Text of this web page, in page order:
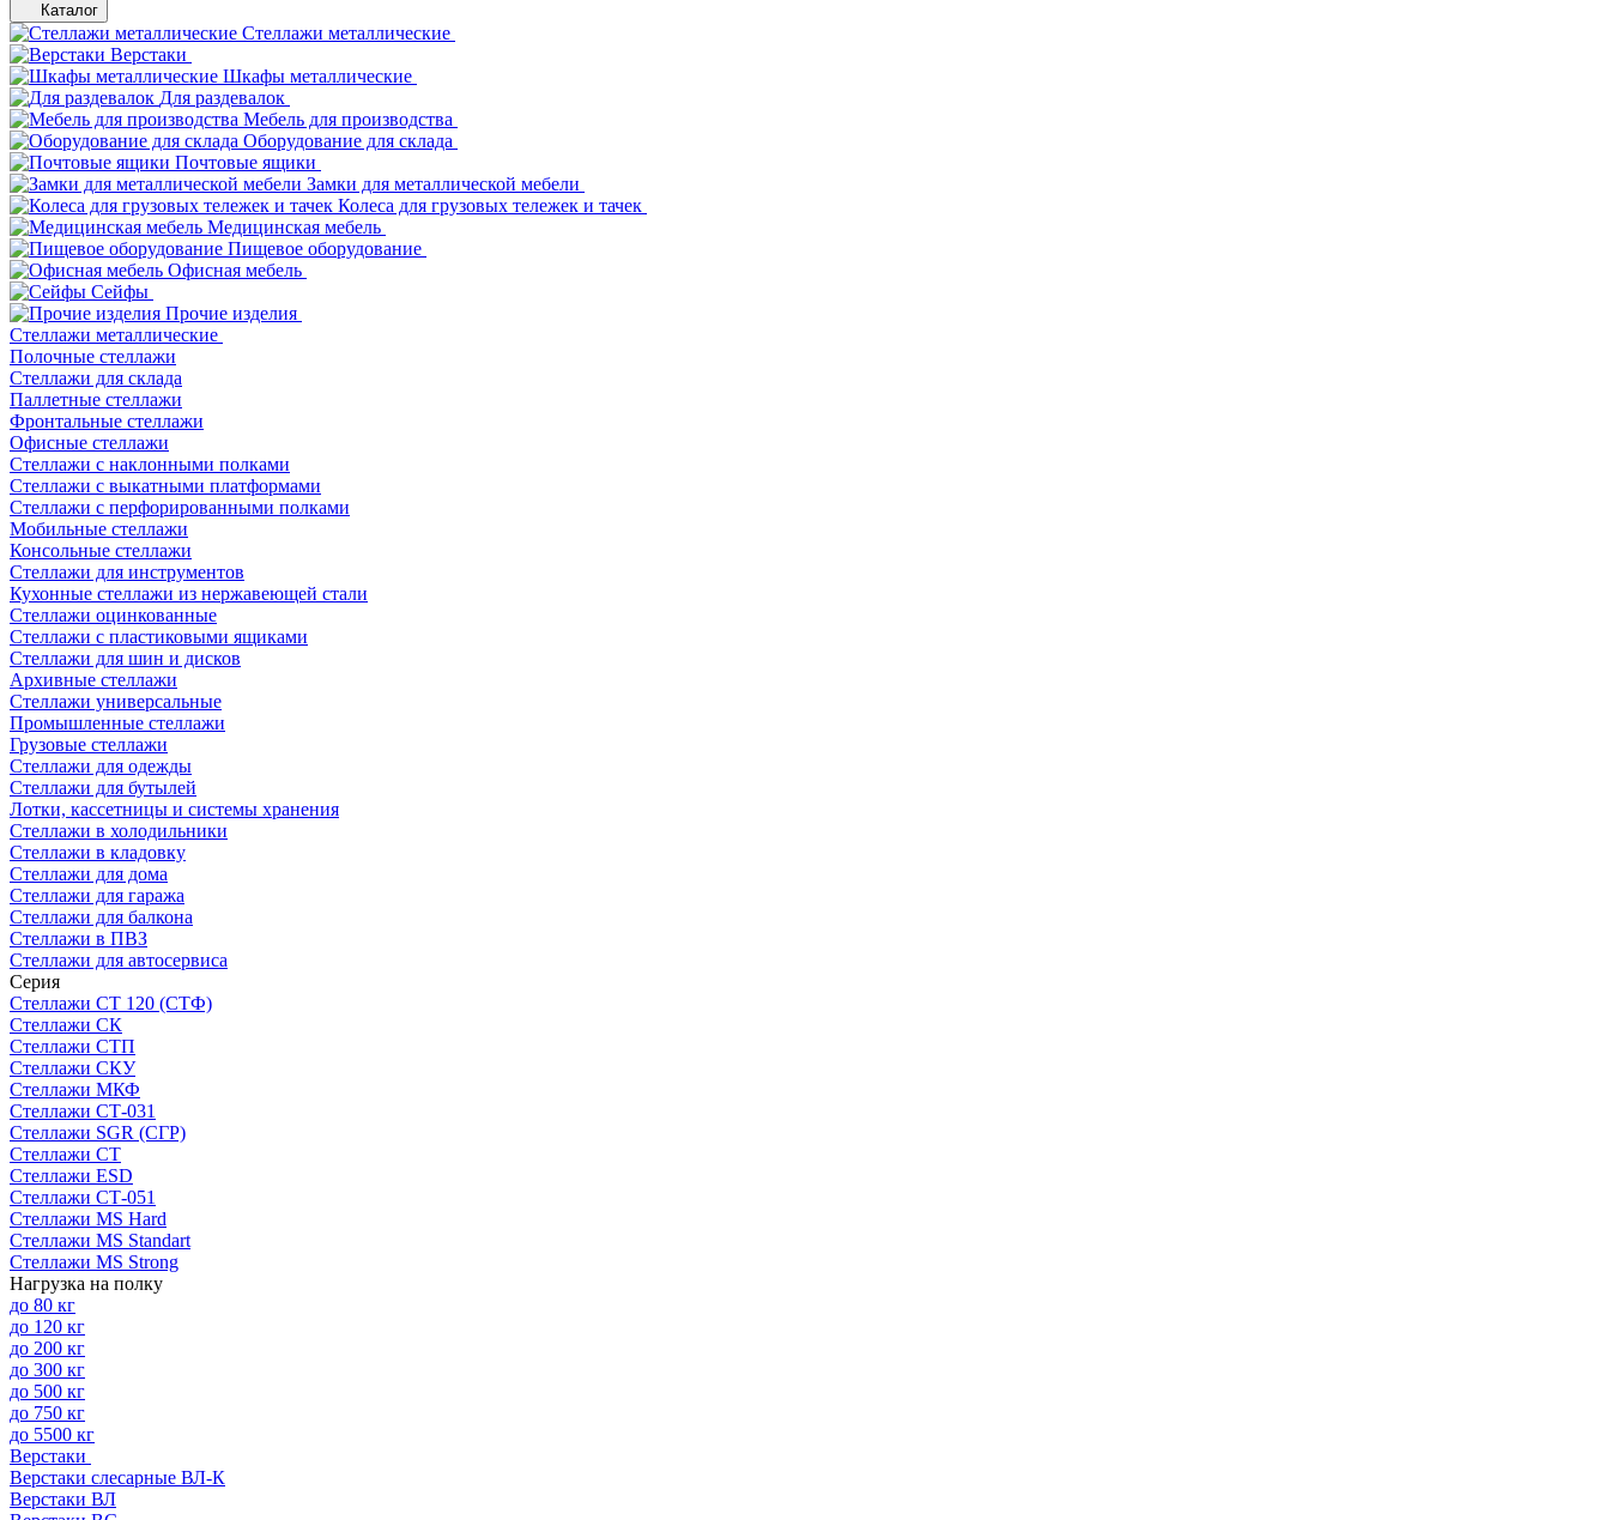
Каталог
Стеллажи металлические
Верстаки
Шкафы металлические
Для раздевалок
Мебель для производства
Оборудование для склада
Почтовые ящики
Замки для металлической мебели
Колеса для грузовых тележек и тачек
Медицинская мебель
Пищевое оборудование
Офисная мебель
Сейфы
Прочие изделия
Стеллажи металлические
Полочные стеллажи
Стеллажи для склада
Паллетные стеллажи
Фронтальные стеллажи
Офисные стеллажи
Стеллажи с наклонными полками
Стеллажи с выкатными платформами
Стеллажи с перфорированными полками
Мобильные стеллажи
Консольные стеллажи
Стеллажи для инструментов
Кухонные стеллажи из нержавеющей стали
Стеллажи оцинкованные
Стеллажи с пластиковыми ящиками
Стеллажи для шин и дисков
Архивные стеллажи
Стеллажи универсальные
Промышленные стеллажи
Грузовые стеллажи
Стеллажи для одежды
Стеллажи для бутылей
Лотки, кассетницы и системы хранения
Стеллажи в холодильники
Стеллажи в кладовку
Стеллажи для дома
Стеллажи для гаража
Стеллажи для балкона
Стеллажи в ПВЗ
Стеллажи для автосервиса
Серия
Стеллажи СТ 120 (СТФ)
Стеллажи СК
Стеллажи СТП
Стеллажи СКУ
Стеллажи МКФ
Стеллажи СТ-031
Стеллажи SGR (СГР)
Стеллажи СТ
Стеллажи ESD
Стеллажи СТ-051
Стеллажи MS Hard
Стеллажи MS Standart
Стеллажи MS Strong
Нагрузка на полку
до 80 кг
до 120 кг
до 200 кг
до 300 кг
до 500 кг
до 750 кг
до 5500 кг
Верстаки
Верстаки слесарные ВЛ-К
Верстаки ВЛ